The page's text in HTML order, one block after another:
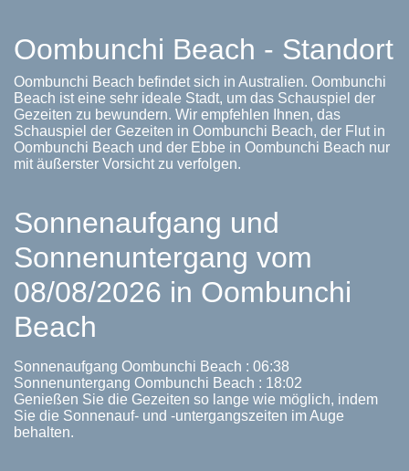
Oombunchi Beach - Standort
Oombunchi Beach befindet sich in Australien. Oombunchi
Beach ist eine sehr ideale Stadt, um das Schauspiel der
Gezeiten zu bewundern. Wir empfehlen Ihnen, das
Schauspiel der Gezeiten in Oombunchi Beach, der Flut in
Oombunchi Beach und der Ebbe in Oombunchi Beach nur
mit äußerster Vorsicht zu verfolgen.
Sonnenaufgang und
Sonnenuntergang vom
08/08/2026 in Oombunchi
Beach
Sonnenaufgang Oombunchi Beach : 06:38
Sonnenuntergang Oombunchi Beach : 18:02
Genießen Sie die Gezeiten so lange wie möglich, indem
Sie die Sonnenauf- und -untergangszeiten im Auge
behalten.